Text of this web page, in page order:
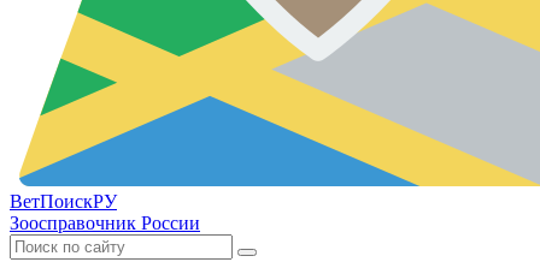
ВетПоискРУ
Зоосправочник России